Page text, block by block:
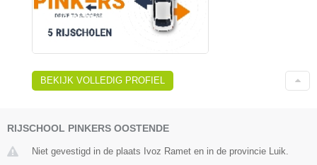
BEKIJK VOLLEDIG PROFIEL
RIJSCHOOL PINKERS OOSTENDE
Niet gevestigd in de plaats Ivoz Ramet en in de provincie Luik.